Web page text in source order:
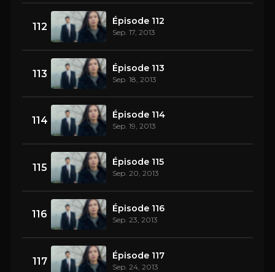
112 Épisode 112
Sep. 17, 2013
113 Épisode 113
Sep. 18, 2013
114 Épisode 114
Sep. 19, 2013
115 Épisode 115
Sep. 20, 2013
116 Épisode 116
Sep. 23, 2013
117 Épisode 117
Sep. 24, 2013